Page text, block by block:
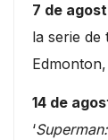
7 de
la serie de
14 de
‘